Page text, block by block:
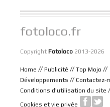
fotoloco.fr
Copyright Fotoloco 2013-2026
Home // Publicité // Top Mojo //
Développements // Contactez-
Conditions d'utilisation du site
Cookies et vie privée